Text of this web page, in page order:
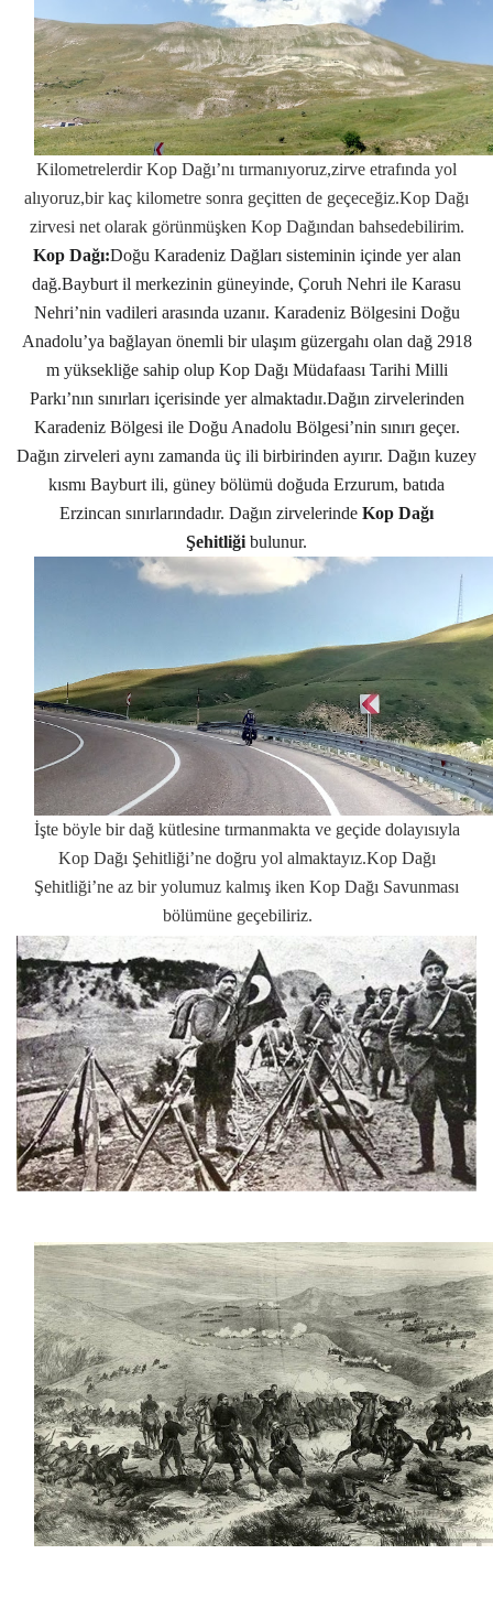
Kilometrelerdir Kop Dağı’nı tırmanıyoruz,zirve etrafında yol
alıyoruz,bir kaç kilometre sonra geçitten de geçeceğiz.Kop Dağı
zirvesi net olarak görünmüşken Kop Dağından bahsedebilirim.
Kop Dağı:Doğu Karadeniz Dağları sisteminin içinde yer alan
dağ.Bayburt il merkezinin güneyinde, Çoruh Nehri ile Karasu
Nehri’nin vadileri arasında uzanır. Karadeniz Bölgesini Doğu
Anadolu’ya bağlayan önemli bir ulaşım güzergahı olan dağ 2918
m yüksekliğe sahip olupKop Dağı Müdafaası Tarihi Milli
Parkı’nın sınırları içerisinde yer almaktadır.Dağın zirvelerinden
Karadeniz Bölgesi ile Doğu Anadolu Bölgesi’nin sınırı geçer.
Dağın zirveleri aynı zamanda üç ili birbirinden ayırır. Dağın kuzey
kısmı Bayburt ili, güney bölümü doğuda Erzurum, batıda
Erzincan sınırlarındadır. Dağın zirvelerinde Kop Dağı
Şehitliği bulunur.
İşte böyle bir dağ kütlesine tırmanmakta ve geçide dolayısıyla
Kop Dağı Şehitliği’ne doğru yol almaktayız.Kop Dağı
Şehitliği’ne az bir yolumuz kalmış iken Kop Dağı Savunması
bölümüne geçebiliriz.